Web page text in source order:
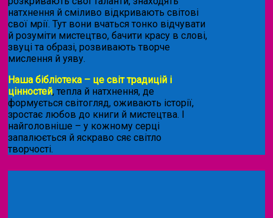
натхнення й сміливо відкривають світові
свої мрії. Тут вони вчаться тонко відчувати
й розуміти мистецтво, бачити красу в слові,
звуці та образі, розвивають творче
мислення й уяву.
Наша бібліотека – це світ традицій і
цінностей, тепла й натхнення, де
формується світогляд, оживають історії,
зростає любов до книги й мистецтва. І
найголовніше – у кожному серці
запалюється й яскраво сяє світло
творчості.